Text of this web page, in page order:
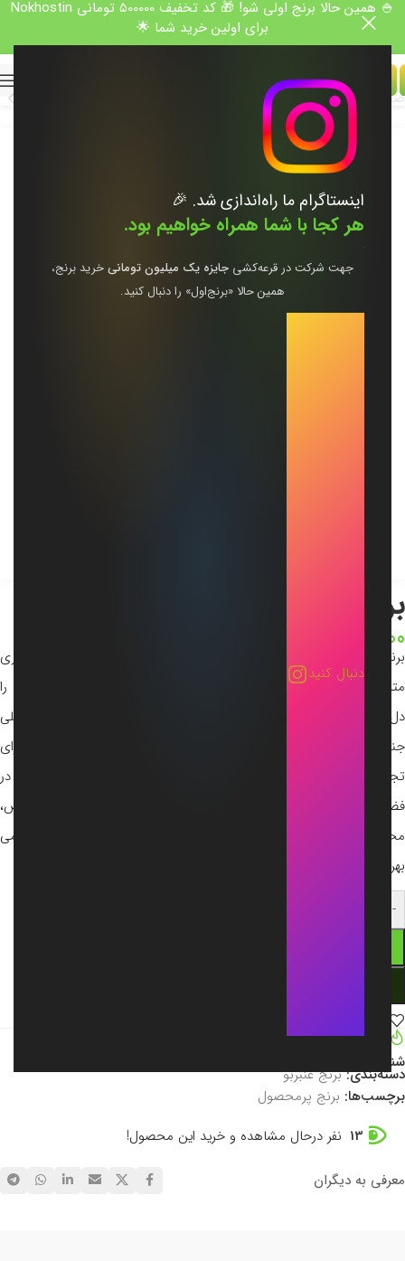
اینستاگرام ما راه‌اندازی شد. 🎉
هر کجا با شما همراه خواهیم بود.
جهت شرکت در قرعه‌کشی جایزه یک میلیون تومانیخرید برنج،
همین حالا «برنج‌اول» را دنبال کنید.
دنبال کنید
🍚 همین حالا برنج اولی شو! 🎁 کد تخفیف 500000 تومانی Nokhostin
برای اولین خرید شما 🌟
صفحه اول/برنج عنبربو/
برنج عنبربوی میداوود
4,000,000
برنج عنبربوی میداوود متعلق به منابع خاص جنوب کشور است و عطری
متمایز شبیه بوی گل یاس و عنبر دارد که پس از پخت فضای آشپزخانه را
دل‌انگیز می‌کند. دانه‌های کوتاه و با بافتی نرم، برای تهیه غذاهای محلی
جنوب ایران ایده‌آل هستند. خرید برنج عنبربوی میداوود تضمینی برای
تجربه‌ای اصیل و خوش‌عطر است. پس از پخت، رایحه آن تا ساعت‌ها در
فضا باقی می‌ماند. کشاورزان با روش‌های بومی و در شرایط اقلیمی خاص،
محصولی متمایز را عرضه می‌کنند تا شما بتوانید از طعم و عطر بومی
بهره‌مند شوید و سفره‌ای خاطره‌انگیز بچینید.
-
شناسه محصول:
فروش موفق در هفته
دسته‌بندی: برنج عنبربو
برچسب‌ها: برنج پرمحصول
13 نفر درحال مشاهده و خرید این محصول!
معرفی به دیگران